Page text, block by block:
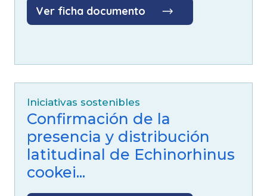
Ver ficha documento
Iniciativas sostenibles
Confirmación de la
presencia y distribución
latitudinal de Echinorhinus
cookei...